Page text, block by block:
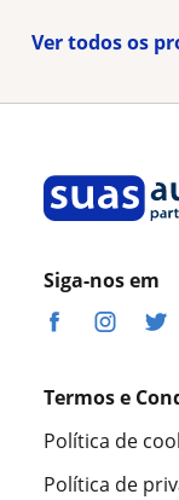
Ver todos os
Siga-nos em
Termos e
Política de
Política de